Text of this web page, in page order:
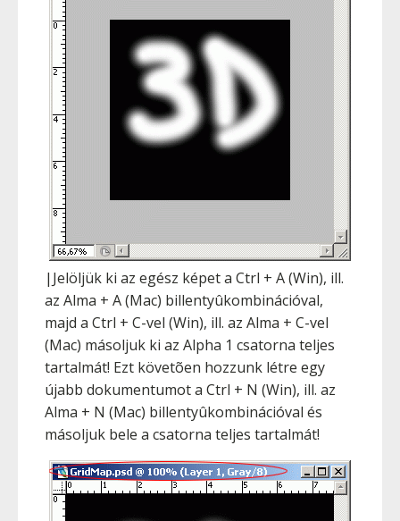
|Jelöljük ki az egész képet a Ctrl + A(Win), ill.
az Alma + A(Mac) billentyûkombinációval,
majd a Ctrl + C-vel (Win), ill. az Alma + C-vel
(Mac) másoljuk ki az Alpha 1 csatorna teljes
tartalmát! Ezt követõen hozzunk létre egy
újabb dokumentumot a Ctrl + N (Win), ill. az
Alma + N (Mac) billentyûkombinációval és
másoljuk bele a csatorna teljes tartalmát!